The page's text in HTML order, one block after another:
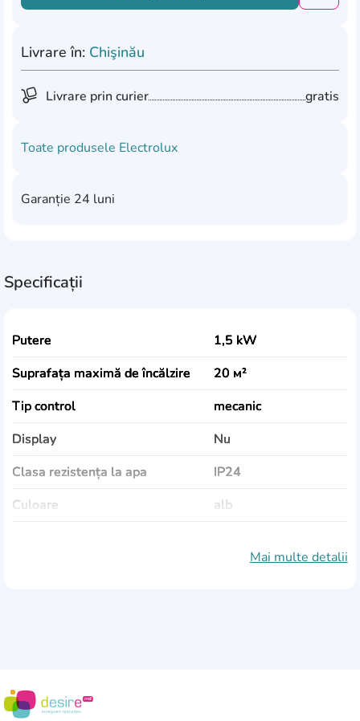
Livrare în: Chişinău
Livrare prin curier gratis
Toate produsele Electrolux
Garanție 24 luni
Specificații
Putere
1,5 kW
Suprafața maximă de încălzire
20 м²
Tip control
mecanic
Display
Nu
Clasa rezistența la apa
IP24
Culoare
alb
Mai multe detalii